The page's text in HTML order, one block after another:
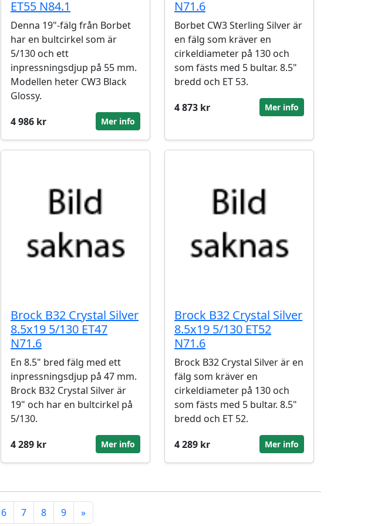
ET55 N84.1
Denna 19"-fälg från Borbet
har en bultcirkel som är
5/130 och ett
inpressningsdjup på 55 mm.
Modellen heter CW3 Black
Glossy.
4 986 kr
Mer info
N71.6
Borbet CW3 Sterling Silver är
en fälg som kräver en
cirkeldiameter på 130 och
som fästs med 5 bultar. 8.5"
bredd och ET 53.
4 873 kr
Mer info
Brock B32 Crystal Silver
8.5x19 5/130 ET47
N71.6
En 8.5" bred fälg med ett
inpressningsdjup på 47 mm.
Brock B32 Crystal Silver är
19" och har en bultcirkel på
5/130.
4 289 kr
Mer info
Brock B32 Crystal Silver
8.5x19 5/130 ET52
N71.6
Brock B32 Crystal Silver är en
fälg som kräver en
cirkeldiameter på 130 och
som fästs med 5 bultar. 8.5"
bredd och ET 52.
4 289 kr
Mer info
6 7 8 9 »